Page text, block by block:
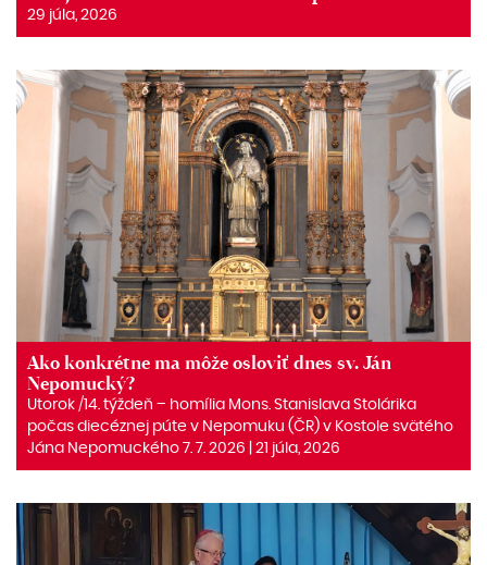
29 júla, 2026
Ako konkrétne ma môže osloviť dnes sv. Ján
Nepomucký?
Utorok /14. týždeň – homília Mons. Stanislava Stolárika
počas diecéznej púte v Nepomuku (ČR) v Kostole svätého
Jána Nepomuckého 7. 7. 2026 | 21 júla, 2026